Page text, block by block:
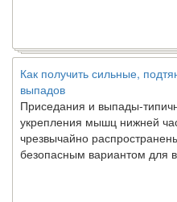
Как получить сильные,
выпадов
Приседания и выпады-
укрепления мышц нижней
чрезвычайно
безопасным вариантом для